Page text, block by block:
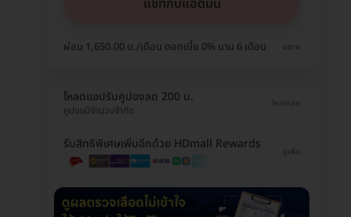
แชทกับแอดมิน
ผ่อน 1,650.00 บ./เดือน ดอกเบี้ย 0% นาน 6 เดือน ขยาย
โหลดแอปรับคูปองลด 200 บ.
คูปองมีจำนวนจำกัด
โหลดเลย
รับสิทธิพิเศษเพิ่มอีกด้วย HDmall Rewards
ดูเพิ่ม